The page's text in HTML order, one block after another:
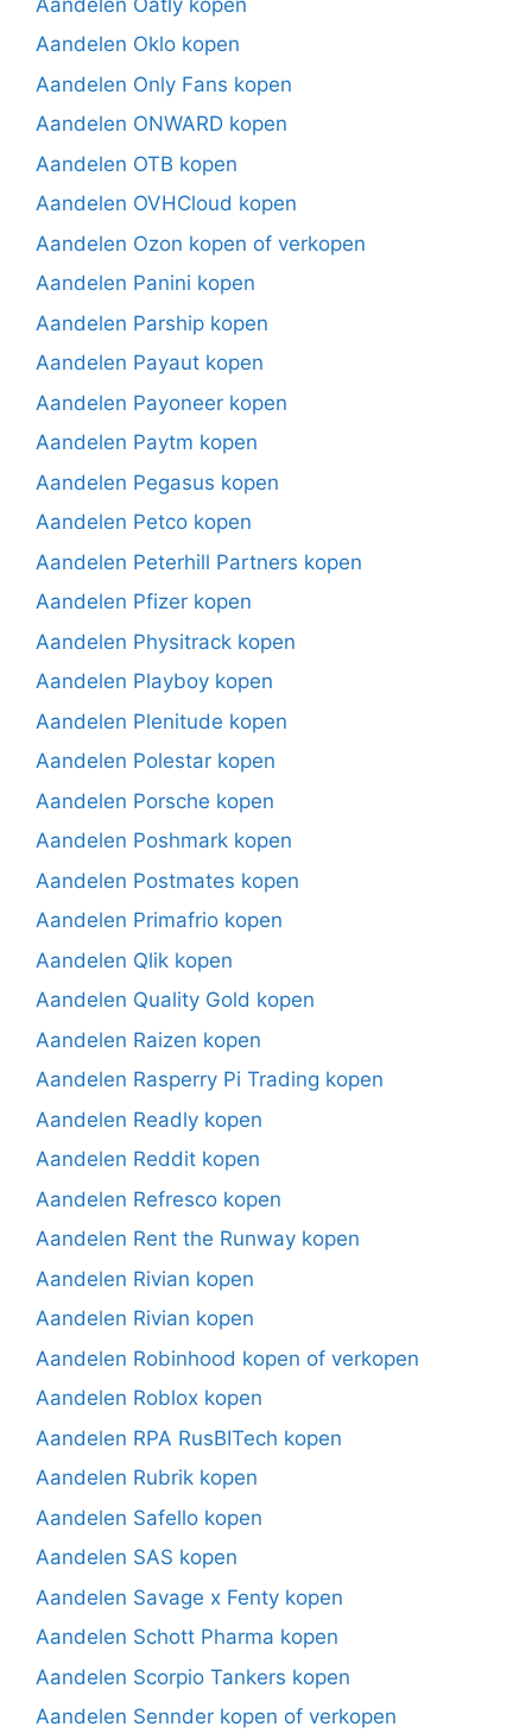
Aandelen Oklo kopen
Aandelen Only Fans kopen
Aandelen ONWARD kopen
Aandelen OTB kopen
Aandelen OVHCloud kopen
Aandelen Ozon kopen of verkopen
Aandelen Panini kopen
Aandelen Parship kopen
Aandelen Payaut kopen
Aandelen Payoneer kopen
Aandelen Paytm kopen
Aandelen Pegasus kopen
Aandelen Petco kopen
Aandelen Peterhill Partners kopen
Aandelen Pfizer kopen
Aandelen Physitrack kopen
Aandelen Playboy kopen
Aandelen Plenitude kopen
Aandelen Polestar kopen
Aandelen Porsche kopen
Aandelen Poshmark kopen
Aandelen Postmates kopen
Aandelen Primafrio kopen
Aandelen Qlik kopen
Aandelen Quality Gold kopen
Aandelen Raizen kopen
Aandelen Rasperry Pi Trading kopen
Aandelen Readly kopen
Aandelen Reddit kopen
Aandelen Refresco kopen
Aandelen Rent the Runway kopen
Aandelen Rivian kopen
Aandelen Rivian kopen
Aandelen Robinhood kopen of verkopen
Aandelen Roblox kopen
Aandelen RPA RusBITech kopen
Aandelen Rubrik kopen
Aandelen Safello kopen
Aandelen SAS kopen
Aandelen Savage x Fenty kopen
Aandelen Schott Pharma kopen
Aandelen Scorpio Tankers kopen
Aandelen Sennder kopen of verkopen